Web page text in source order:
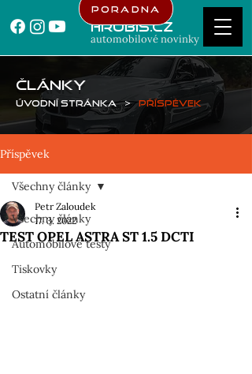
Hrubis.cz
automobilové novinky
Poradna
ČLÁNKY
Úvodní stránka > Příspěvek
Příspěvek
Všechny články
Automobilové testy
Tiskovky
Ostatní články
Všechny články
TEST OPEL ASTRA ST 1.5 DCTI
Petr Zaloudek
17. 3. 2022